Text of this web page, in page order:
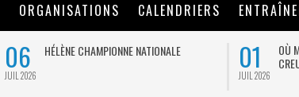
ORGANISATIONS CALENDRIERS
06
JUIL 2026
HÉLÈNE CHAMPIONNE NATIONALE 01
JUIL 2026
OÙ